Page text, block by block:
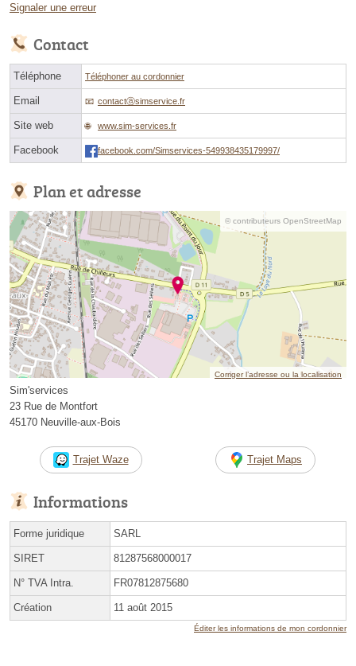
Signaler une erreur
Contact
Téléphone Téléphoner au cordonnier
Email contactⓐsimservice.fr
Site web www.sim-services.fr
Facebook facebook.com/Simservices-549938435179997/
Plan et adresse
© contributeurs OpenStreetMap
Corriger l’adresse ou la localisation
Sim'services
23 Rue de Montfort
45170 Neuville-aux-Bois
Trajet Waze Trajet Maps
Informations
Forme juridique SARL
SIRET 81287568000017
N° TVA Intra. FR07812875680
Création 11 août 2015
Éditer les informations de mon cordonnier